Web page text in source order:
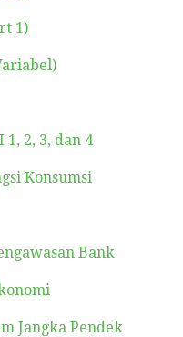
1)
2, 3, dan 4
Konsumsi
Bank
Jangka Pendek